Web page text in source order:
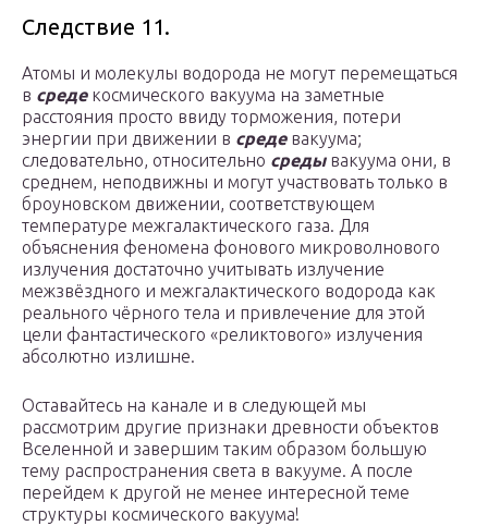
Следствие 11.
Атомы и молекулы водорода не могут перемещаться
в среде космического вакуума на заметные
расстояния просто ввиду торможения, потери
энергии при движении в средевакуума;
следовательно, относительно средывакуума они, в
среднем, неподвижны и могут участвовать только в
броуновском движении, соответствующем
температуре межгалактического газа. Для
объяснения феномена фонового микроволнового
излучения достаточно учитывать излучение
межзвёздного и межгалактического водорода как
реального чёрного тела и привлечение для этой
цели фантастического «реликтового» излучения
абсолютно излишне.
Оставайтесь на канале и в следующей мы
рассмотрим другие признаки древности объектов
Вселенной и завершим таким образом большую
тему распространения света в вакууме. А после
перейдем к другой не менее интересной теме
структуры космического вакуума!